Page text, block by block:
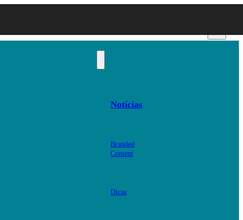
Notícias
Branded
Content
Dicas